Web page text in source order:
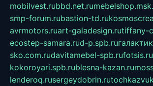
mobilvest.rubbd.net.ru
smp-forum.rubastion-td.ru
avrmotors.ruart-galadesign.rutiffany-
ecostep-samara.rud-p.spb.ru
sko.com.rudavitamebel-spb.rufotsis.ru
kokoroyari.spb.rublesna-kazan.ru
lenderoq.rusergeydobrin.ru